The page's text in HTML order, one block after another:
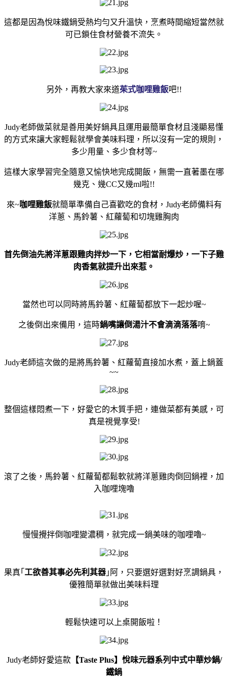
這都是因為悅味鐵鍋受熱均勻又升溫快，烹煮時間縮短當然就
可已鎖住食材營養不流失。
另外，再教大家來道茱式咖哩雞飯吧!!
Judy老師做菜就是善用美好鍋具且運用最簡單食材且淺顯易懂
的方式來讓大家輕鬆就學會美味料理， 所以沒有一定的規則，
多少用量、多少食材等~
這樣大家學習完全隨意又愉快地完成開飯，無需一直著墨在哪
幾克、幾CC又幾ml啦!!
來~咖哩雞飯就簡單準備自己喜歡吃的食材， Judy老師備料有
洋蔥、馬鈴薯、紅蘿蔔和切塊雞胸肉
首先倒油先將洋蔥跟雞肉拌炒一下，它相當耐爆炒 ，一下子雞
肉香氣就提升出來惹。
當然也可以同時將馬鈴薯、紅蘿蔔都放下一起炒喔~
之後倒出來備用，這時鍋嘴讓倒湯汁不會滴滴落落唷~
Judy老師這次做的是將馬鈴薯、紅蘿蔔直接加水煮，蓋上鍋蓋
~~
整個這樣悶煮一下，好愛它的木質手把，連做菜都有美感，可
真是視覺享受!
滾了之後，馬鈴薯、紅蘿蔔都鬆軟就將洋蔥雞肉倒回鍋裡，加
入咖哩塊嚕
慢慢攪拌倒咖哩變濃稠，就完成一鍋美味的咖哩嚕~
果真｢ 工欲善其事必先利其器 ｣阿，只要選好選對好烹調鍋具 ，
優雅簡單就做出美味料理
輕鬆快速可以上桌開飯啦！
Judy老師好愛這款【Taste Plus】悅味元器系列中式中華炒鍋/
鐵鍋